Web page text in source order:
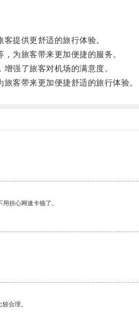
提供更舒适的旅行体验。
为旅客带来更加便捷的服务。
强了旅客对机场的满意度。
客带来更加便捷舒适的旅行体验。
担心网速卡顿了。
合理。